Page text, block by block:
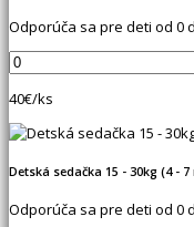
Odporúča sa pre deti od 0
40€/ks
Detská sedačka 15 - 30kg (4 -
Odporúča sa pre deti od 0